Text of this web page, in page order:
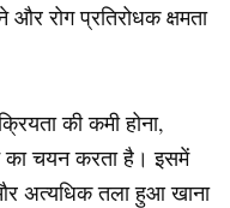
रोग प्रतिरोधक क्षमता
की कमी होना,
का चयन करता है। इसमें
अत्यधिक तला हुआ खाना